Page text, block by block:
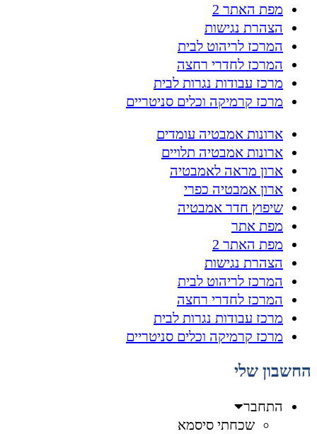
מפת האתר 2
הצהרת נגישות
המרכז לריהוט לבית
המרכז לחדרי רחצה
מרכז עבודות נגרות לבית
מרכז קרמיקה וכלים סניטריים
ארונות אמבטיה עומדים
ארונות אמבטיה תלויים
ארון מראה לאמבטיה
ארון אמבטיה כפרי
שיפוץ חדר אמבטיה
מפת אתר
מפת האתר 2
הצהרת נגישות
המרכז לריהוט לבית
המרכז לחדרי רחצה
מרכז עבודות נגרות לבית
מרכז קרמיקה וכלים סניטריים
החשבון שלי
התחבר
שכחתי סיסמא